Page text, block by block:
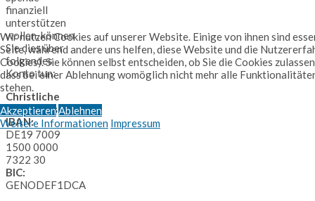
finanziell
unterstützen
wollen, können
Sie dies über
folgendes
Konto tun:
Christliche
Freunde Israels
IBAN:
DE19 7009
1500 0000
7322 30
BIC:
GENODEF1DCA
Wir nutzen Cookies auf unserer Website. Einige von ihnen sind
Seite, während andere uns helfen, diese Website und die
Cookies). Sie können selbst entscheiden, ob Sie die Cookies
dass bei einer Ablehnung womöglich nicht mehr alle
stehen.
Akzeptieren Ablehnen
Weitere Informationen Impressum